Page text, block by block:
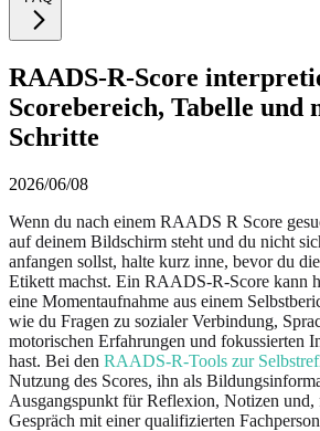
RAADS-R-Score
Scorebereich, Tabelle und
Schritte
2026/06/08
Wenn du nach einem RAADS R Score
auf deinem Bildschirm steht und du nicht
anfangen sollst, halte kurz inne, bevor du
Etikett machst. Ein RAADS-R-Score kann
eine Momentaufnahme aus einem
wie du Fragen zu sozialer Verbindung,
motorischen Erfahrungen und fokussierten
hast. Bei den RAADS-R-Tools zur
Nutzung des Scores, ihn als
Ausgangspunkt für Reflexion, Notizen und,
Gespräch mit einer qualifizierten